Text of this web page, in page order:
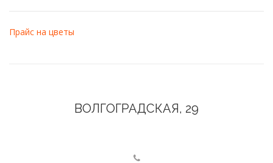
Прайс на цветы
ВОЛГОГРАДСКАЯ, 29